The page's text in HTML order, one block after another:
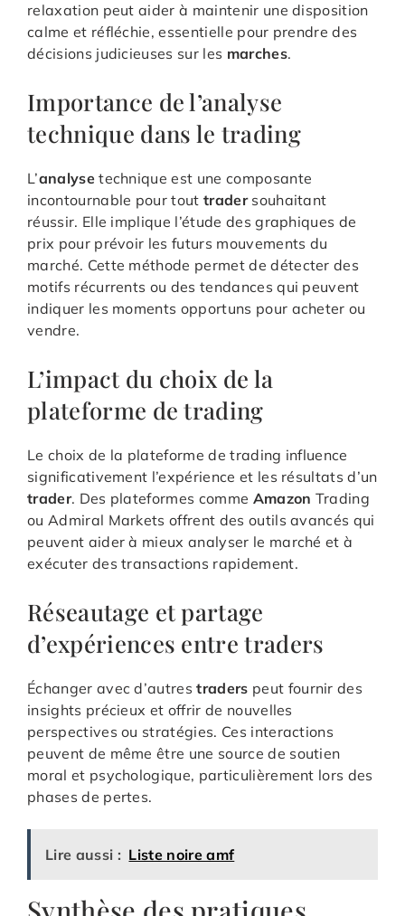
relaxation peut aider à maintenir une disposition
calme et réfléchie, essentielle pour prendre des
décisions judicieuses sur les marches.
Importance de l’analyse
technique dans le trading
L’analysetechnique est une composante
incontournable pour touttradersouhaitant
réussir. Elle implique l’étude des graphiques de
prix pour prévoir les futurs mouvements du
marché. Cette méthode permet de détecter des
motifs récurrents ou des tendances qui peuvent
indiquer les moments opportuns pour acheter ou
vendre.
L’impact du choix de la
plateforme de trading
Le choix de la plateforme de trading influence
significativement l’expérience et les résultats d’un
trader. Des plateformes comme Amazon Trading
ou Admiral Markets offrent des outils avancés qui
peuvent aider à mieux analyser le marché et à
exécuter des transactions rapidement.
Réseautage et partage
d’expériences entre traders
Échanger avec d’autrestraders peut fournir des
insights précieux et offrir de nouvelles
perspectives ou stratégies. Ces interactions
peuvent de même être une source de soutien
moral et psychologique, particulièrement lors des
phases de pertes.
Lire aussi : Liste noire amf